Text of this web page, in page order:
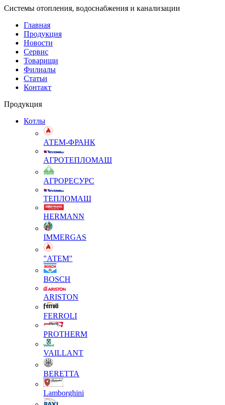
Системы отопления, водоснабжения и канализации
Главная
Продукция
Новости
Сервис
Товарищи
Филиалы
Статьи
Контакт
Продукция
Котлы
АТЕМ-ФРАНК
АГРОТЕПЛОМАШ
АГРОРЕСУРС
ТЕПЛОМАШ
HERMANN
IMMERGAS
"АТЕМ"
BOSCH
ARISTON
FERROLI
PROTHERM
VAILLANT
BERETTA
Lamborghini